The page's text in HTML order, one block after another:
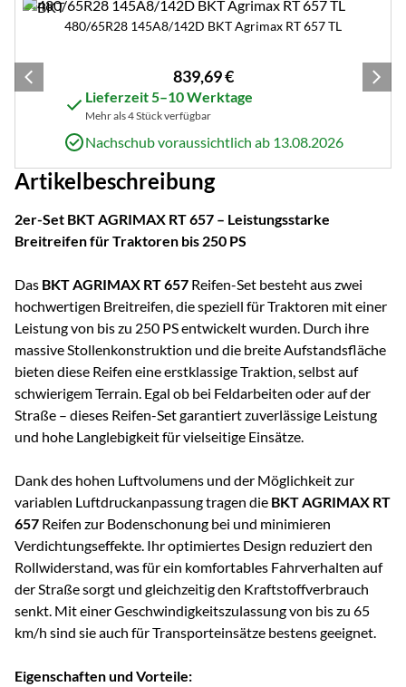
480/65R28 145A8/142D BKT Agrimax RT 657 TL
839,69€
Lieferzeit 5–10 Werktage
Mehr als 4 Stück verfügbar
Nachschub voraussichtlich ab 13.08.2026
Artikelbeschreibung
2er-Set BKT AGRIMAX RT 657 – Leistungsstarke
Breitreifen für Traktoren bis 250 PS
Das BKT AGRIMAX RT 657 Reifen-Set besteht aus zwei
hochwertigen Breitreifen, die speziell für Traktoren mit einer
Leistung von bis zu 250 PS entwickelt wurden. Durch ihre
massive Stollenkonstruktion und die breite Aufstandsfläche
bieten diese Reifen eine erstklassige Traktion, selbst auf
schwierigem Terrain. Egal ob bei Feldarbeiten oder auf der
Straße – dieses Reifen-Set garantiert zuverlässige Leistung
und hohe Langlebigkeit für vielseitige Einsätze.
Dank des hohen Luftvolumens und der Möglichkeit zur
variablen Luftdruckanpassung tragen die BKT AGRIMAX RT
657 Reifen zur Bodenschonung bei und minimieren
Verdichtungseffekte. Ihr optimiertes Design reduziert den
Rollwiderstand, was für ein komfortables Fahrverhalten auf
der Straße sorgt und gleichzeitig den Kraftstoffverbrauch
senkt. Mit einer Geschwindigkeitszulassung von bis zu 65
km/h sind sie auch für Transporteinsätze bestens geeignet.
Eigenschaften und Vorteile: